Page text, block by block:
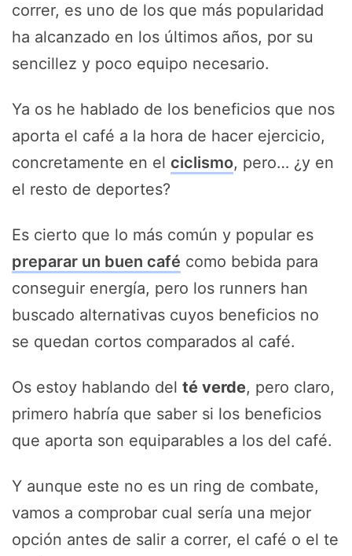
correr, es uno de los que más popularidad
ha alcanzado en los últimos años, por su
sencillez y poco equipo necesario.
Ya os he hablado de los beneficios que nos
aporta el café a la hora de hacer ejercicio,
concretamente en el ciclismo, pero… ¿y en
el resto de deportes?
Es cierto que lo más común y popular es
preparar un buen café como bebida para
conseguir energía, pero los runners han
buscado alternativas cuyos beneficios no
se quedan cortos comparados al café.
Os estoy hablando del té verde, pero claro,
primero habría que saber si los beneficios
que aporta son equiparables a los del café.
Y aunque este no es un ring de combate,
vamos a comprobar cual sería una mejor
opción antes de salir a correr, el café o el te